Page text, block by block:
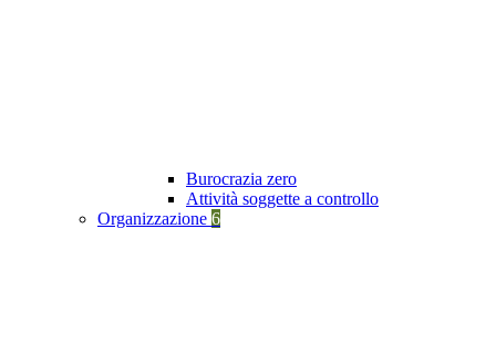
Burocrazia zero
Attività soggette a controllo
Organizzazione 6